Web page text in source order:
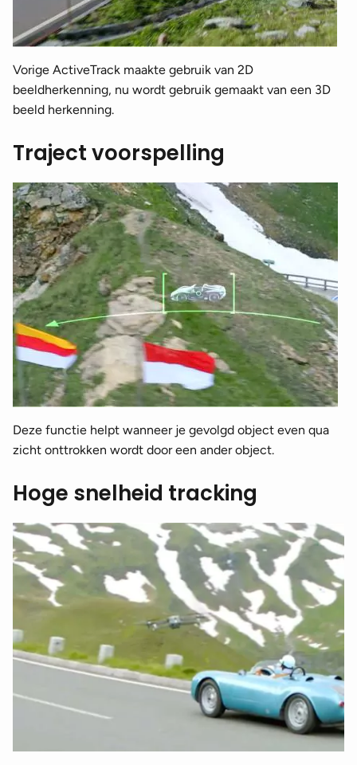
Vorige ActiveTrack maakte gebruik van 2D
beeldherkenning, nu wordt gebruik gemaakt van een 3D
beeld herkenning.
Traject voorspelling
Deze functie helpt wanneer je gevolgd object even qua
zicht onttrokken wordt door een ander object.
Hoge snelheid tracking